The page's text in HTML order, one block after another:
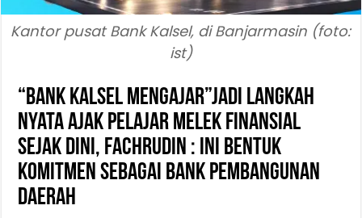
Kantor pusat Bank Kalsel, di Banjarmasin (foto:
ist)
“Bank Kalsel Mengajar”Jadi Langkah
Nyata ajak Pelajar Melek Finansial
Sejak Dini, Fachrudin : Ini Bentuk
Komitmen Sebagai Bank Pembangunan
Daerah